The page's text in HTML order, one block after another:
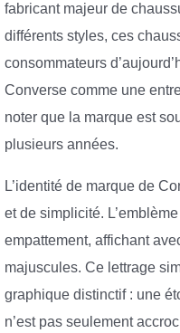
fabricant majeur de
différents styles, ces
consommateurs
Converse comme une
noter que la marque est
plusieurs années.
L’identité de marque de
et de simplicité.
empattement, affichant
majuscules. Ce lettrage
graphique distinctif : une
n’est pas seulement